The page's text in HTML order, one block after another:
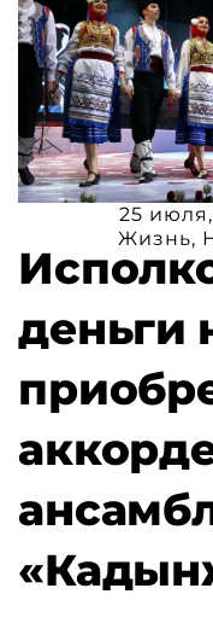
25
Жизнь,
деньги